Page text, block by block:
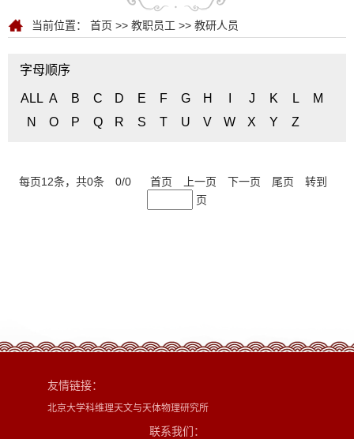
当前位置： 首页 >> 教职员工 >> 教研人员
字母顺序
ALL A B C D E F G H J K L
M
N
O P Q R S T U V W X Y Z
每页12条，共0条 0/0 首页 上一页 下一页 尾页
转到
页
友情链接：
北京大学科维理天文与天体物理研究所
联系我们：